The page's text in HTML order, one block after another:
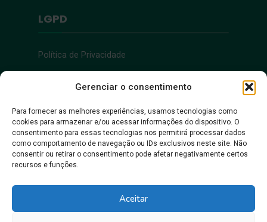
Gerenciar o consentimento
Para fornecer as melhores experiências, usamos tecnologias como
cookies para armazenar e/ou acessar informações do dispositivo. O
consentimento para essas tecnologias nos permitirá processar dados
como comportamento de navegação ou IDs exclusivos neste site. Não
consentir ou retirar o consentimento pode afetar negativamente certos
recursos e funções.
Aceitar
LGPD
Política de Privacidade
Acessibilidade
Acessibilidade